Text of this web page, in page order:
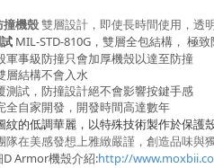
撞機殼 雙層設計，即使長時間使用，透
MIL-STD-810G，雙層全包結構， 極
軍事級防撞只會加厚機殼以達至防撞
層結構不會入水
測試，防撞設計絕不會影響按鍵手感
全自家開發，開發時間高達數年
紋的低調華麗，以特殊技術製作於保護
隊在美感發想上雅緻嚴謹，創造品味與
D Armor機殼介紹:http://